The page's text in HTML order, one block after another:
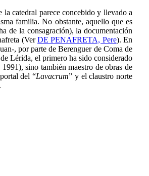
catedral parece concebido y llevado a
familia. No obstante, aquello que es
de la consagración), la documentación
(VerDE PENAFRETA, Pere). En
, por parte de Berenguer de Coma de
Lérida, el primero ha sido considerado
sino también maestro de obras de
del “Lavacrum” y el claustro norte